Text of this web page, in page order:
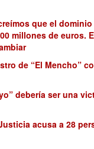
que el
millones de euros.
de “El Mencho”
debería ser una
acusa a 28